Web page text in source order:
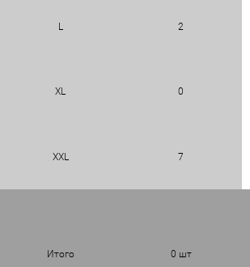
L 2
XL 0
XXL 7
Итого 0 шт